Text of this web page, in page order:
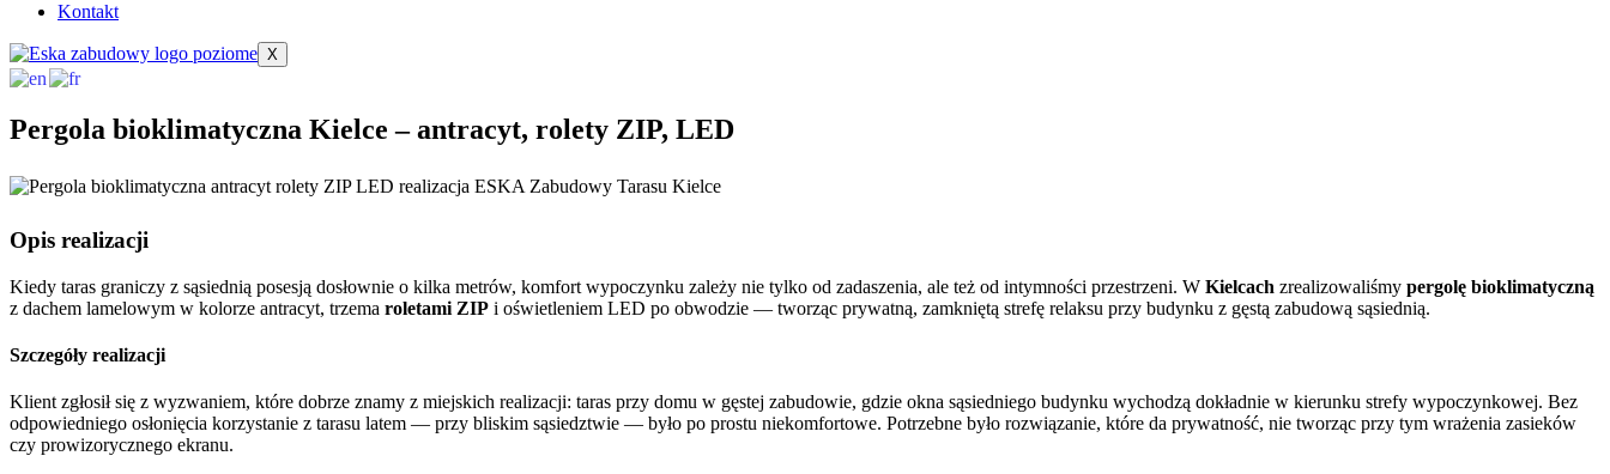
Kontakt
X
Pergola bioklimatyczna Kielce – antracyt, rolety ZIP, LED
Opis realizacji
Kiedy taras graniczy z sąsiednią posesją dosłownie o kilka metrów, komfort wypoczynku zależy nie tylko od zadaszenia, ale też od intymności przestrzeni. W Kielcach zrealizowaliśmy pergolę bioklimatyczną
z dachem lamelowym w kolorze antracyt, trzema roletami ZIP i oświetleniem LED po obwodzie — tworząc prywatną, zamkniętą strefę relaksu przy budynku z gęstą zabudową sąsiednią.
Szczegóły realizacji
Klient zgłosił się z wyzwaniem, które dobrze znamy z miejskich realizacji: taras przy domu w gęstej zabudowie, gdzie okna sąsiedniego budynku wychodzą dokładnie w kierunku strefy wypoczynkowej. Bez
odpowiedniego osłonięcia korzystanie z tarasu latem — przy bliskim sąsiedztwie — było po prostu niekomfortowe. Potrzebne było rozwiązanie, które da prywatność, nie tworząc przy tym wrażenia zasieków
czy prowizorycznego ekranu.